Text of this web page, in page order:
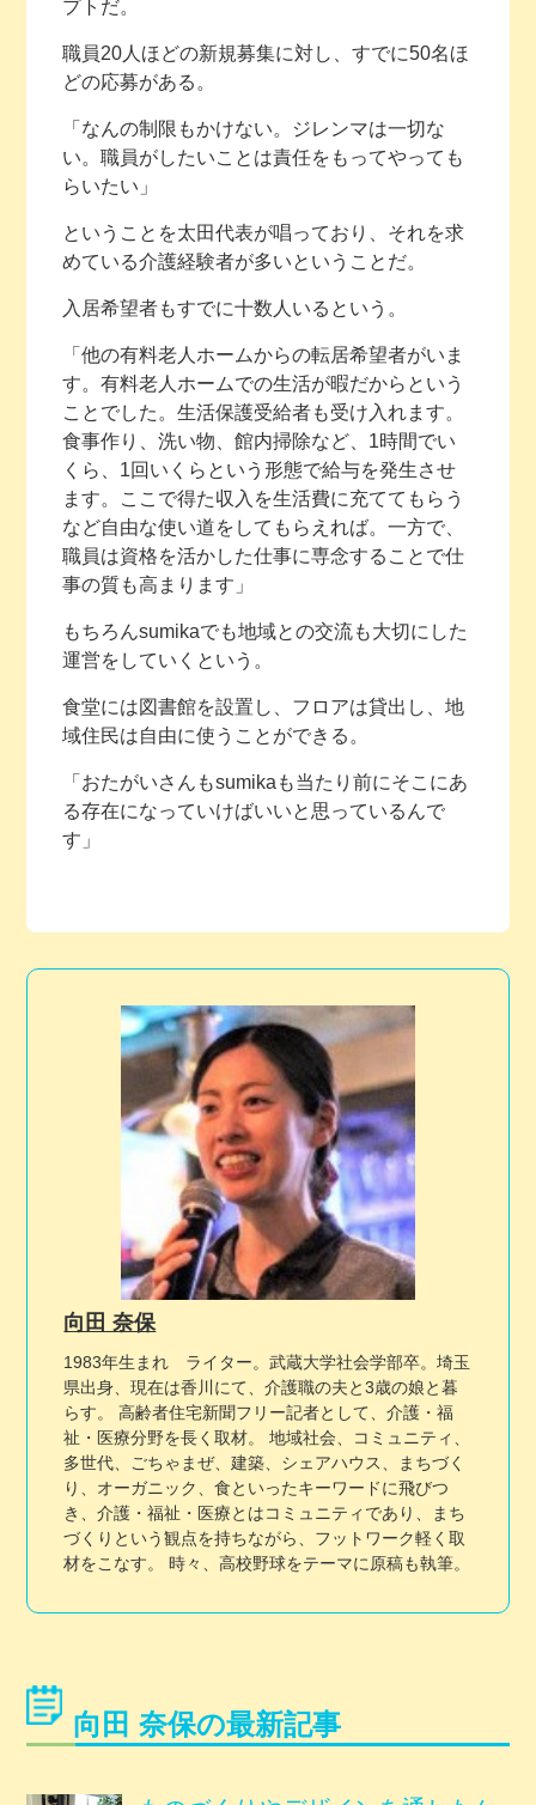
プトだ。
職員20人ほどの新規募集に対し、すでに50名ほ
どの応募がある。
「なんの制限もかけない。ジレンマは一切な
い。職員がしたいことは責任をもってやっても
らいたい」
ということを太田代表が唱っており、それを求
めている介護経験者が多いということだ。
入居希望者もすでに十数人いるという。
「他の有料老人ホームからの転居希望者がいま
す。有料老人ホームでの生活が暇だからという
ことでした。生活保護受給者も受け入れます。
食事作り、洗い物、館内掃除など、1時間でい
くら、1回いくらという形態で給与を発生させ
ます。ここで得た収入を生活費に充ててもらう
など自由な使い道をしてもらえれば。一方で、
職員は資格を活かした仕事に専念することで仕
事の質も高まります」
もちろんsumikaでも地域との交流も大切にした
運営をしていくという。
食堂には図書館を設置し、フロアは貸出し、地
域住民は自由に使うことができる。
「おたがいさんもsumikaも当たり前にそこにあ
る存在になっていけばいいと思っているんで
す」
向田 奈保
1983年生まれ ライター。武蔵大学社会学部卒。埼玉
県出身、現在は香川にて、介護職の夫と3歳の娘と暮
らす。 高齢者住宅新聞フリー記者として、介護・福
祉・医療分野を長く取材。 地域社会、コミュニティ、
多世代、ごちゃまぜ、建築、シェアハウス、まちづく
り、オーガニック、食といったキーワードに飛びつ
き、介護・福祉・医療とはコミュニティであり、まち
づくりという観点を持ちながら、フットワーク軽く取
材をこなす。 時々、高校野球をテーマに原稿も執筆。
向田 奈保の最新記事